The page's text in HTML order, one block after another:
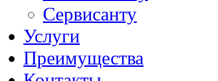
Сервисанту
Услуги
Преимущества